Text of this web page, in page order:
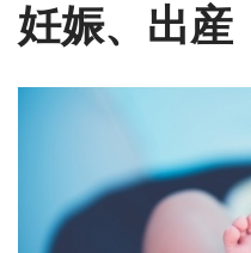
ス
キ
妊娠、出産